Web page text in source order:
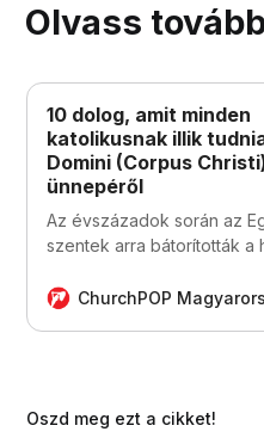
Olvass
10 dolog, amit minden
katolikusnak illik
Domini (Corpus
ünnepéről
Az évszázadok során az
szentek arra bátorították a
Néhányan még az életüket
ChurchPOP
Oszd meg ezt a cikket!